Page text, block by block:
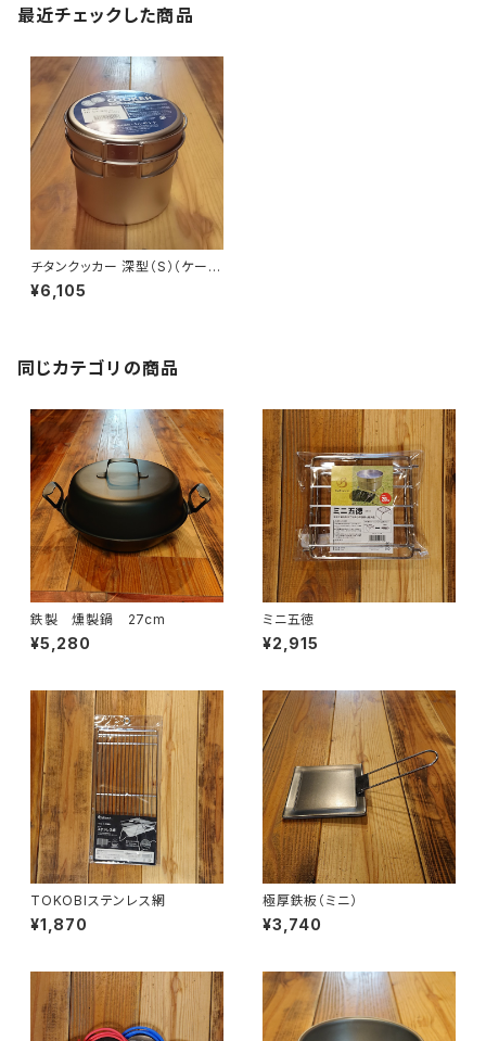
最近チェックした商品
チタンクッカー 深型（S）（ケース
付）
¥6,105
同じカテゴリの商品
鉄製 燻製鍋 27cm
¥5,280
ミニ五徳
¥2,915
TOKOBIステンレス網
¥1,870
極厚鉄板（ミニ）
¥3,740